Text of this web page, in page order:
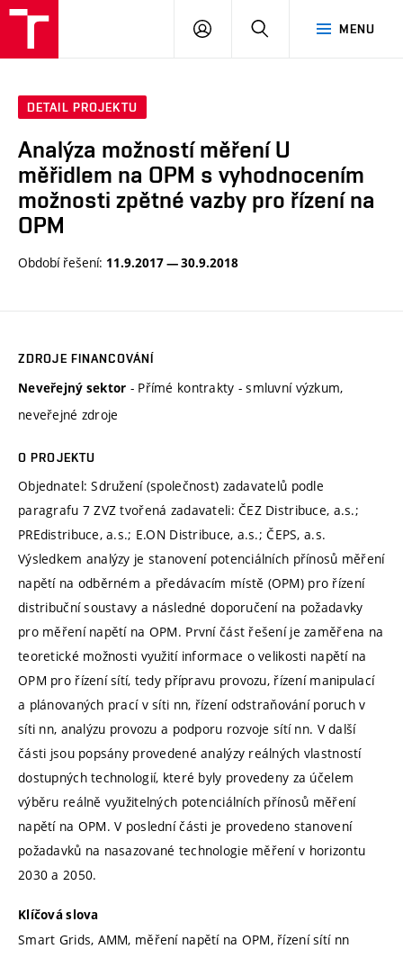
MENU
PŘIHLÁSIT
DETAIL PROJEKTU
Analýza možností měření U
měřidlem na OPM s vyhodnocením
možnosti zpětné vazby pro řízení na
OPM
Období řešení: 11.9.2017 — 30.9.2018
ZDROJE FINANCOVÁNÍ
Neveřejný sektor - Přímé kontrakty - smluvní výzkum,
neveřejné zdroje
O PROJEKTU
Objednatel: Sdružení (společnost) zadavatelů podle
paragrafu 7 ZVZ tvořená zadavateli: ČEZ Distribuce, a.s.;
PREdistribuce, a.s.; E.ON Distribuce, a.s.; ČEPS, a.s.
Výsledkem analýzy je stanovení potenciálních přínosů měření
napětí na odběrném a předávacím místě (OPM) pro řízení
distribuční soustavy a následné doporučení na požadavky
pro měření napětí na OPM. První část řešení je zaměřena na
teoretické možnosti využití informace o velikosti napětí na
OPM pro řízení sítí, tedy přípravu provozu, řízení manipulací
a plánovaných prací v síti nn, řízení odstraňování poruch v
síti nn, analýzu provozu a podporu rozvoje sítí nn. V další
části jsou popsány provedené analýzy reálných vlastností
dostupných technologií, které byly provedeny za účelem
výběru reálně využitelných potenciálních přínosů měření
napětí na OPM. V poslední části je provedeno stanovení
požadavků na nasazované technologie měření v horizontu
2030 a 2050.
Klíčová slova
Smart Grids, AMM, měření napětí na OPM, řízení sítí nn